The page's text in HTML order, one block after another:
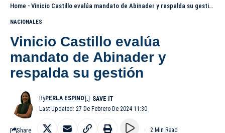
Home - Vinicio Castillo evalúa mandato de Abinader y respalda su gestión
NACIONALES
Vinicio Castillo evalúa
mandato de Abinader y
respalda su gestión
Last Updated: 27 De Febrero De 2024 11:30
ByPERLA ESPINO
Share 2 Min Read